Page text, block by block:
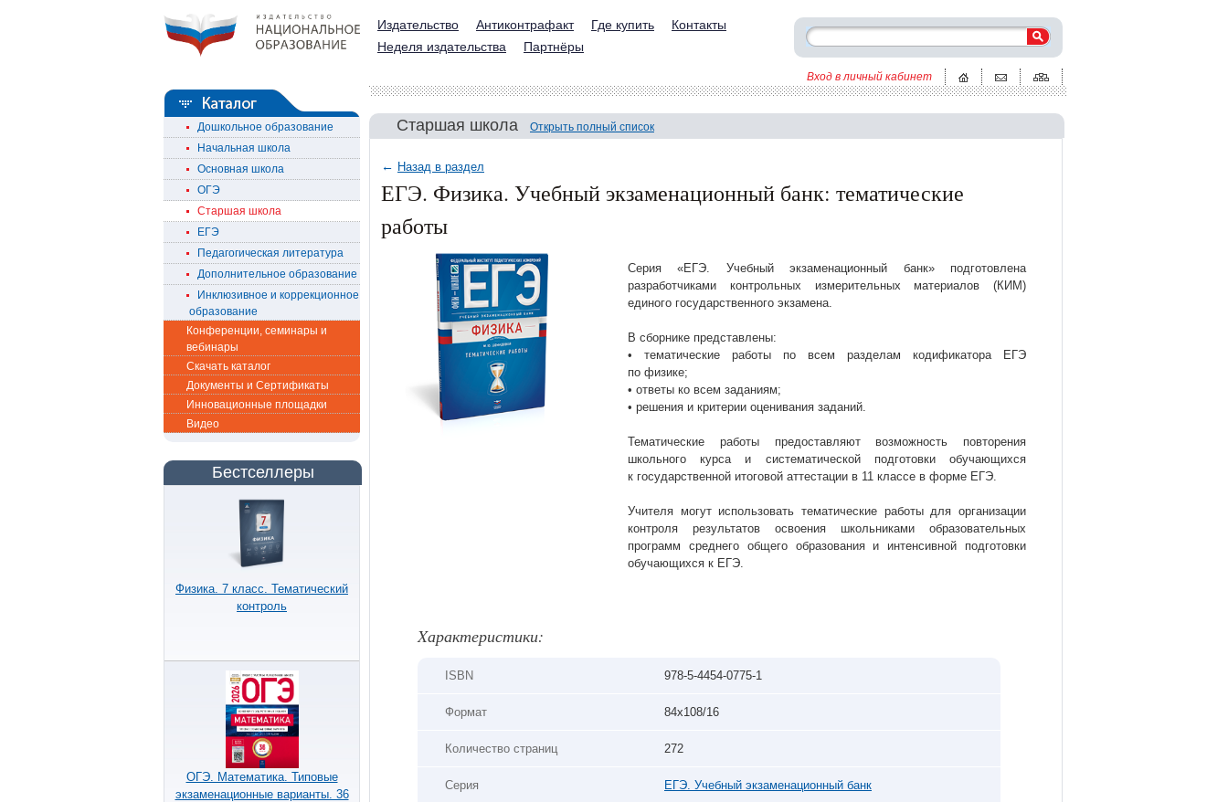
Издательство Антиконтрафакт Где купить
Контакты
Неделя издательства
Партнёры
Вход в личный кабинет
Дошкольное образование
Начальная школа
Основная школа
ОГЭ
Старшая школа
ЕГЭ
Педагогическая литература
Дополнительное образование
Инклюзивное и коррекционное
образование
Конференции, семинары и
вебинары
Скачать каталог
Документы и Сертификаты
Инновационные площадки
Видео
Бестселлеры
Физика. 7 класс. Тематический
контроль
ОГЭ. Математика. Типовые
экзаменационные варианты. 36
Старшая школа Открыть полный список
← Назад в раздел
ЕГЭ. Физика. Учебный экзаменационный банк: тематические
работы
Серия «ЕГЭ. Учебный экзаменационный банк» подготовлена
разработчиками контрольных измерительных материалов (КИМ)
единого государственного экзамена.
В сборнике представлены:
• тематические работы по всем разделам кодификатора ЕГЭ
по физике;
• ответы ко всем заданиям;
• решения и критерии оценивания заданий.
Тематические работы предоставляют возможность повторения
школьного курса и систематической подготовки обучающихся
к государственной итоговой аттестации в 11 классе в форме ЕГЭ.
Учителя могут использовать тематические работы для организации
контроля результатов освоения школьниками образовательных
программ среднего общего образования и интенсивной подготовки
обучающихся к ЕГЭ.
Xарактеристики:
ISBN 978-5-4454-0775-1
Формат 84х108/16
Количество страниц 272
Серия ЕГЭ. Учебный экзаменационный банк